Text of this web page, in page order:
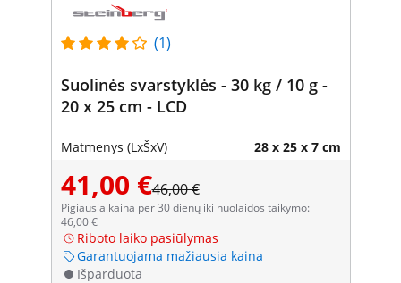
(1)
Suolinės svarstyklės - 30 kg / 10 g -
20 x 25 cm - LCD
Matmenys (LxŠxV) 28 x 25 x 7 cm
41,00 €46,00 €
Pigiausia kaina per 30 dienų iki nuolaidos taikymo:
46,00 €
Riboto laiko pasiūlymas
Garantuojama mažiausia kaina
Išparduota